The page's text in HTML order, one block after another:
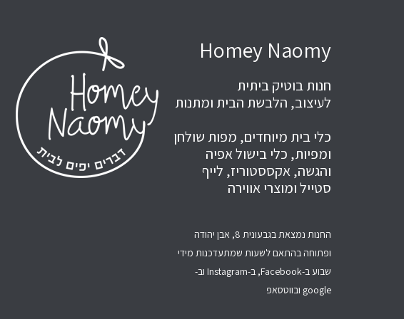
Homey Naomy
חנות בוטיק ביתית
לעיצוב, הלבשת הבית ומתנות
כלי בית מיוחדים, מפות שולחן
ומפיות, כלי בישול אפיה
והגשה, אקססטוריז, לייף
סטייל ומוצרי אווירה
החנות נמצאת בגבעונית 8, אבן יהודה
ופתוחה בהתאם לשעות שמתעדכנות מידי
שבוע ב-Facebook, ב-Instagram וב-
google ובווטסאפ